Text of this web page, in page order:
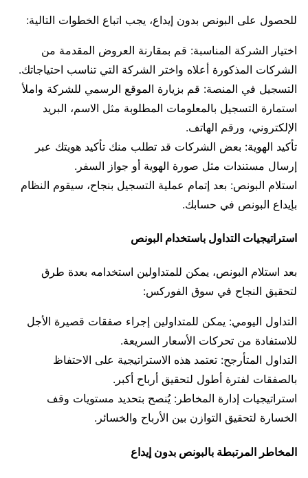
للحصول على البونص بدون إيداع، يجب اتباع الخطوات التالية:
اختيار الشركة المناسبة: قم بمقارنة العروض المقدمة من
الشركات المذكورة أعلاه واختر الشركة التي تناسب احتياجاتك.
التسجيل في المنصة: قم بزيارة الموقع الرسمي للشركة واملأ
استمارة التسجيل بالمعلومات المطلوبة مثل الاسم، البريد
الإلكتروني، ورقم الهاتف.
تأكيد الهوية: بعض الشركات قد تطلب منك تأكيد هويتك عبر
إرسال مستندات مثل صورة الهوية أو جواز السفر.
استلام البونص: بعد إتمام عملية التسجيل بنجاح، سيقوم النظام
بإيداع البونص في حسابك.
استراتيجيات التداول باستخدام البونص
بعد استلام البونص، يمكن للمتداولين استخدامه بعدة طرق
لتحقيق النجاح في سوق الفوركس:
التداول اليومي: يمكن للمتداولين إجراء صفقات قصيرة الأجل
للاستفادة من تحركات الأسعار السريعة.
التداول المتأرجح: تعتمد هذه الاستراتيجية على الاحتفاظ
بالصفقات لفترة أطول لتحقيق أرباح أكبر.
استراتيجيات إدارة المخاطر: يُنصح بتحديد مستويات وقف
الخسارة لتحقيق التوازن بين الأرباح والخسائر.
المخاطر المرتبطة بالبونص بدون إيداع